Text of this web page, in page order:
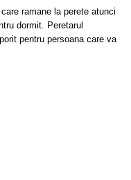
ramane la perete atunci
dormit. Peretarul
pentru persoana care va